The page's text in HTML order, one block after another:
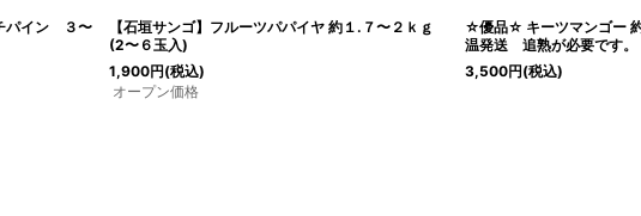
パイン ３〜
【石垣サンゴ】フルーツパパイヤ 約１.７〜２ｋｇ
(2〜６玉入)
1,900円(税込)
オープン価格
☆優品☆ キーツマンゴー
温発送 追熟が必要です。
3,500円(税込)